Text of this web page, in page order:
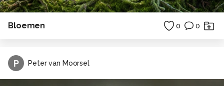
Bloemen 0 0
P Peter van Moorsel